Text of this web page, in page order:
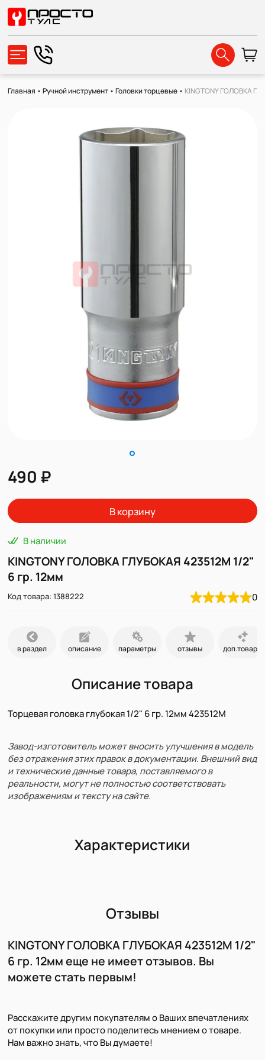
Главная •Ручной инструмент •Головки торцевые • KINGTONY ГОЛОВКА
490 ₽
В корзину
В наличии
KINGTONY ГОЛОВКА ГЛУБОКАЯ 423512M 1/2"
6 гр. 12мм
Код товара: 1388222 0
в раздел описание параметры отзывы доп.товары
Описание товара
Торцевая головка глубокая 1/2" 6 гр. 12мм 423512M
Завод-изготовитель может вносить улучшения в модель
без отражения этих правок в документации. Внешний вид
и технические данные товара, поставляемого в
реальности, могут не полностью соответствовать
изображениям и тексту на сайте.
Характеристики
Отзывы
KINGTONY ГОЛОВКА ГЛУБОКАЯ 423512M 1/2"
6 гр. 12мм еще не имеет отзывов. Вы
можете стать первым!
Расскажите другим покупателям о Ваших впечатлениях
от покупки или просто поделитесь мнением о товаре.
Нам важно знать, что Вы думаете!